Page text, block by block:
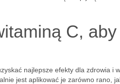
C,
najlepsze efekty dla zdrowia i
jest aplikować je zarówno rano,